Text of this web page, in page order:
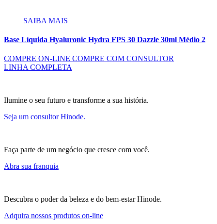
SAIBA MAIS
Base Líquida Hyaluronic Hydra FPS 30 Dazzle 30ml Médio 2
COMPRE ON-LINE COMPRE COM CONSULTOR
LINHA COMPLETA
Ilumine o seu futuro e transforme a sua história.
Seja um consultor Hinode.
Faça parte de um negócio que cresce com você.
Abra sua franquia
Descubra o poder da beleza e do bem-estar Hinode.
Adquira nossos produtos on-line